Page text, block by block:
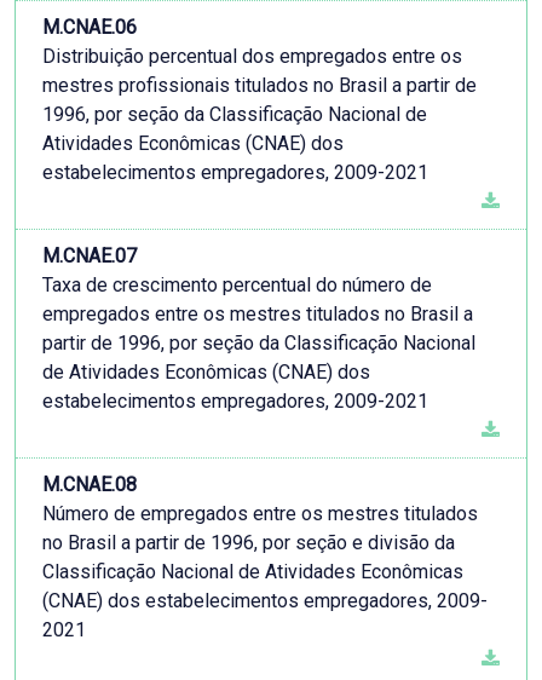
M.CNAE.06
Distribuição percentual dos empregados entre os
mestres profissionais titulados no Brasil a partir de
1996, por seção da Classificação Nacional de
Atividades Econômicas (CNAE) dos
estabelecimentos empregadores, 2009-2021
M.CNAE.07
Taxa de crescimento percentual do número de
empregados entre os mestres titulados no Brasil a
partir de 1996, por seção da Classificação Nacional
de Atividades Econômicas (CNAE) dos
estabelecimentos empregadores, 2009-2021
M.CNAE.08
Número de empregados entre os mestres titulados
no Brasil a partir de 1996, por seção e divisão da
Classificação Nacional de Atividades Econômicas
(CNAE) dos estabelecimentos empregadores, 2009-
2021